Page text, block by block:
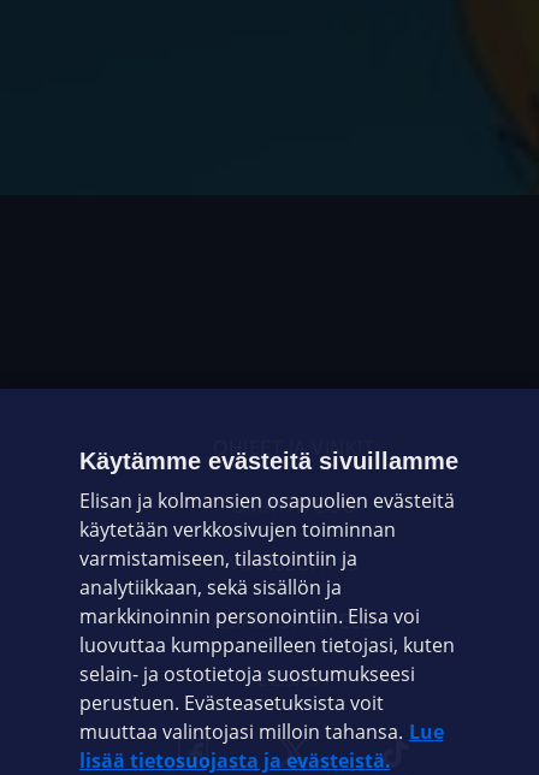
OHJEET JA VINKIT
OMAYHTEISÖ
VIANSELVITYS
ASIAKASPALVELU
ELISA.FI
Käytämme evästeitä sivuillamme
Elisan ja kolmansien osapuolien evästeitä
käytetään verkkosivujen toiminnan
varmistamiseen, tilastointiin ja
analytiikkaan, sekä sisällön ja
markkinoinnin personointiin. Elisa voi
luovuttaa kumppaneilleen tietojasi, kuten
selain- ja ostotietoja suostumukseesi
perustuen. Evästeasetuksista voit
muuttaa valintojasi milloin tahansa. Lue
lisää tietosuojasta ja evästeistä.